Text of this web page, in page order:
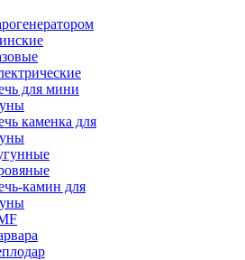
для мини
каменка для
камин для